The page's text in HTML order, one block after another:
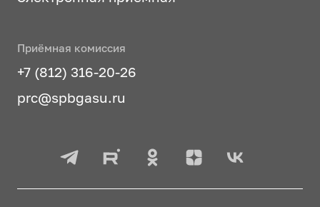
Приёмная комиссия
+7 (812) 316-20-26
prc@spbgasu.ru